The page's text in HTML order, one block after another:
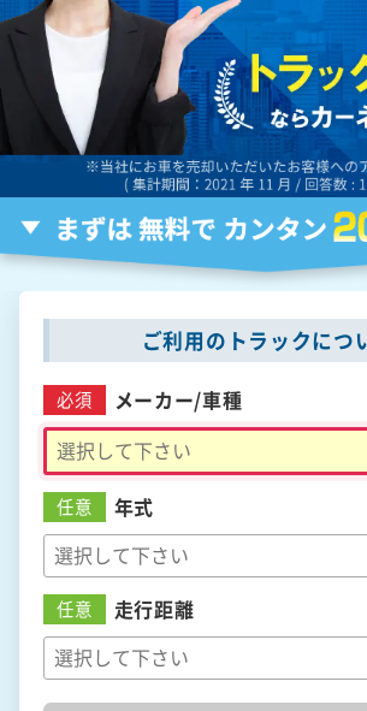
ご利用のトラックにつ
必須 メーカー/車種
任意 年式
任意 走行距離